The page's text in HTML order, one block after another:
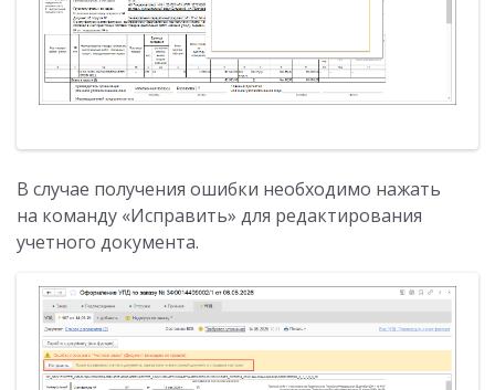
В случае получения ошибки необходимо нажать
на команду «Исправить» для редактирования
учетного документа.